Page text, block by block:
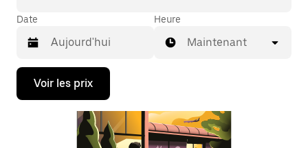
Date
Appuyez
la
Heure
Maintenant
Voir les prix